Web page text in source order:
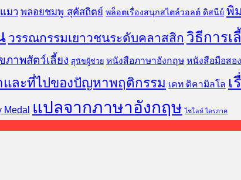
มว พลอยชมพู สุคัสถิตย์ พล็อตเรื่องสนุกสไตล์วอลต์ ดิสนีย์ พิ
วรรณกรรมเยาวชนระดับคลาสสิก วิธีการเ
ภาพสัตว์เลี้ยง สุนัขผู้ช่วย หนังสือภาษาอังกฤษ หนังสือมือสอง
และที่ไปของปัญหาพฤติกรรม เคท ดิคามิลโล เ
Medal แปลจากภาษาอังกฤษ ไชโลห์ ไตรภาค